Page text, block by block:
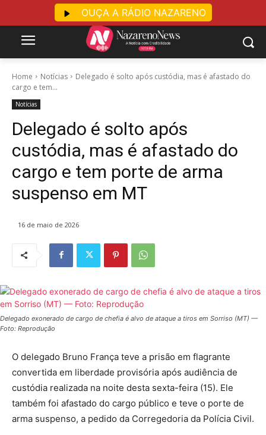
Home Notícias
Delegado é solto após custódia, mas é afastado do
cargo e tem...
Notícias
Delegado é solto após
custódia, mas é afastado do
cargo e tem porte de arma
suspenso em MT
16 de maio de 2026
Delegado exonerado de cargo de chefia é alvo de ataque a tiros em Sorriso (MT) —
Foto: Reprodução
O delegado Bruno França teve a prisão em flagrante
convertida em liberdade provisória após audiência de
custódia realizada na noite desta sexta-feira (15). Ele
também foi afastado do cargo público e teve o porte de
arma suspenso, a pedido da Corregedoria da Polícia Civil.
OUÇA A RÁDIO NAZARENO